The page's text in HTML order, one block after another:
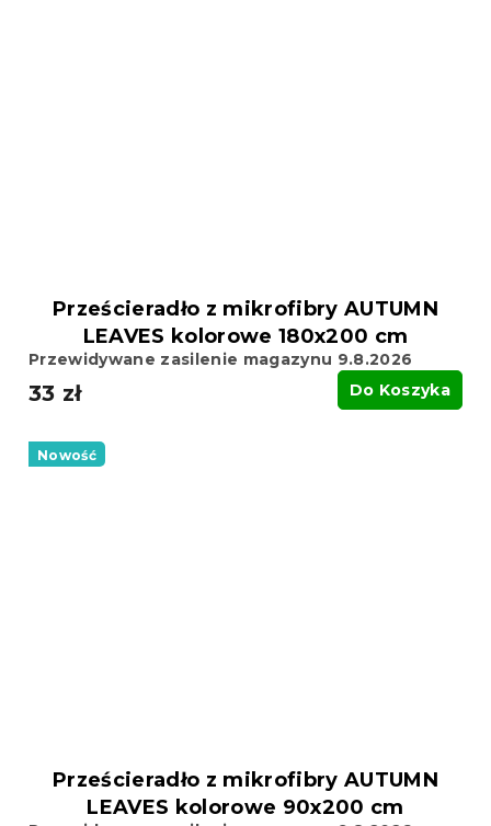
Prześcieradło z mikrofibry AUTUMN
LEAVES kolorowe 180x200 cm
Przewidywane zasilenie magazynu 9.8.2026
33 zł Do Koszyka
Nowość
Prześcieradło z mikrofibry AUTUMN
LEAVES kolorowe 90x200 cm